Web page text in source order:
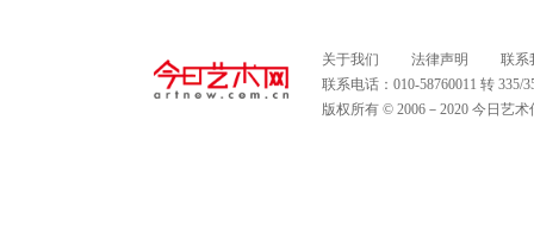
关于我们 法律声明
联系
联系电话：010-58760011 转
版权所有 © 2006－2020 今日艺